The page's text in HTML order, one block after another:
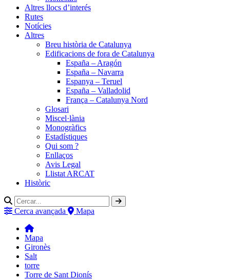
Altres llocs d’interés
Rutes
Notícies
Altres
Breu història de Catalunya
Edificacions de fora de Catalunya
España – Aragón
España – Navarra
Espanya – Teruel
España – Valladolid
França – Catalunya Nord
Glosari
Miscel·lània
Monogràfics
Estadístiques
Qui som ?
Enllaços
Avis Legal
Llistat ARCAT
Històric
Cerca avançada Mapa
Mapa
Gironès
Salt
torre
Torre de Sant Dionís